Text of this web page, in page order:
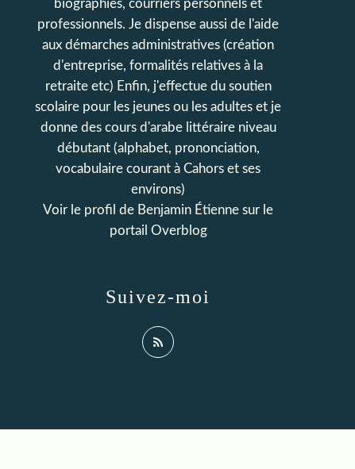
Suivez-moi
biographies, courriers personnels et
professionnels. Je dispense aussi de l'aide
aux démarches administratives (création
d'entreprise, formalités relatives à la
retraite etc) Enfin, j'effectue du soutien
scolaire pour les jeunes ou les adultes et je
donne des cours d'arabe littéraire niveau
débutant (alphabet, prononciation,
vocabulaire courant à Cahors et ses
environs)
Voir le profil de Benjamin Étienne sur le
portail Overblog